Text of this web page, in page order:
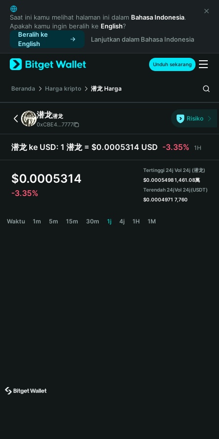
English
日本語
Tiếng Việt
Русский
Español (Latinoamérica)
Türkçe
Français
Deutsch
简体中文
繁體中文
Português (Portugal)
Bahasa Indonesia
ภาษาไทย
Español
Español (Argentina)
Saat ini kamu melihat halaman ini dalam Bahasa Indonesia.
Apakah kamu ingin beralih ke English?
Beralih ke
English
Lanjutkan dalam Bahasa Indonesia
Unduh sekarang
Beranda Harga kripto 潜龙 Harga
潜龙潜龙
0xCBE4...7777
Risiko
潜龙 ke USD: 1 潜龙 = $0.0005314 USD -3.35% 1H
$0.0005314
-3.35%
Tertinggi 24j
$0.0005498
Terendah 24j
$0.0004971
Vol 24j (潜龙)
1,461.08萬
Vol 24j(USDT)
7,760
Waktu 1m 5m 15m 30m 1j 4j 1H 1M